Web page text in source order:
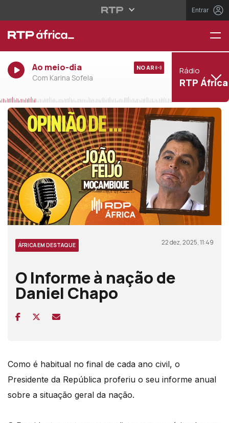
Entrar
Ao meio-dia
Com Karina Sofela
NO AR Rádio
RTP África
ÁFRICA EM DESTAQUE 22 dez, 2025, 11:49
O Informe à nação de
Daniel Chapo
Como é habitual no final de cada ano civil, o
Presidente da República proferiu o seu informe anual
sobre a situação geral da nação.